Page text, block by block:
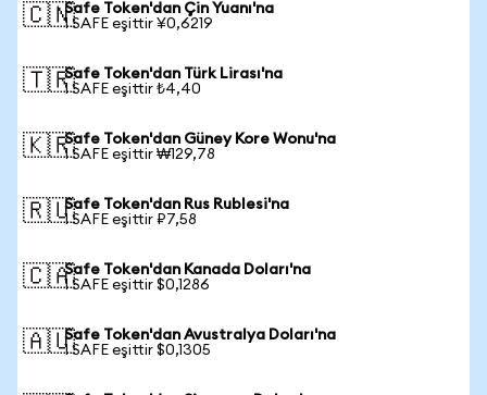
🇨🇳Safe Token'dan Çin Yuanı'na
1 SAFE eşittir ¥0,6219
🇹🇷Safe Token'dan Türk Lirası'na
1 SAFE eşittir ₺4,40
🇰🇷Safe Token'dan Güney Kore Wonu'na
1 SAFE eşittir ₩129,78
🇷🇺Safe Token'dan Rus Rublesi'na
1 SAFE eşittir ₽7,58
🇨🇦Safe Token'dan Kanada Doları'na
1 SAFE eşittir $0,1286
🇦🇺Safe Token'dan Avustralya Doları'na
1 SAFE eşittir $0,1305